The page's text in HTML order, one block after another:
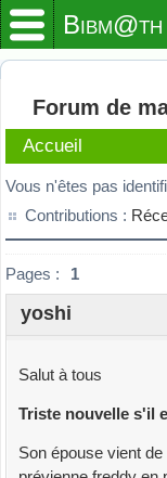
Bibm@th
Forum de
Accueil
Vous n'êtes pas
Contributions :
Pages : 1
yoshi
Salut à tous
Triste nouvelle s'il
Son épouse vient